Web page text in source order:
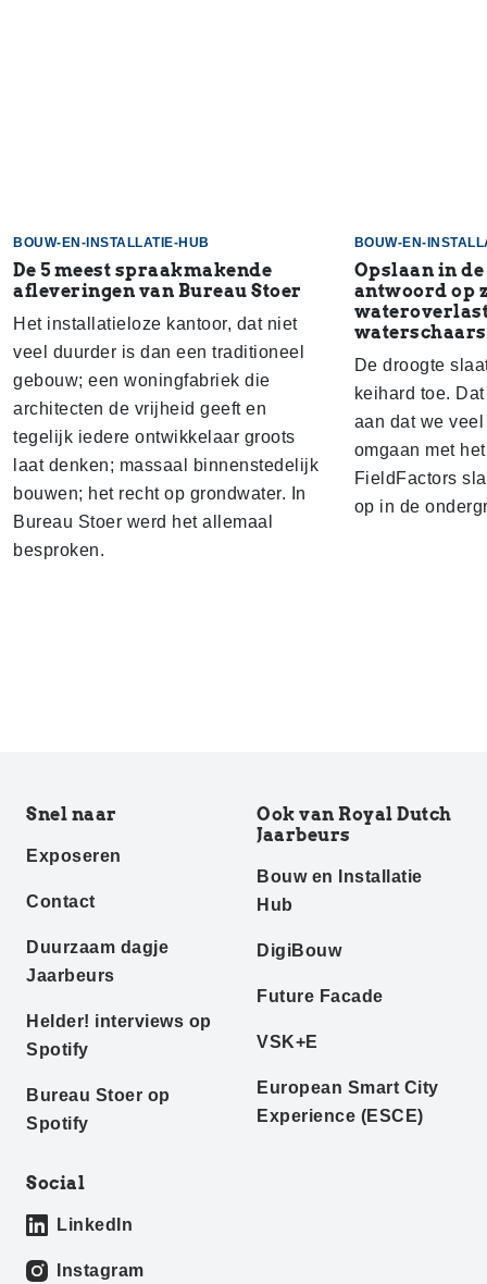
BOUW-EN-INSTALLATIE-HUB
De 5 meest spraakmakende
afleveringen van Bureau Stoer
Het installatieloze kantoor, dat niet
veel duurder is dan een traditioneel
gebouw; een woningfabriek die
architecten de vrijheid geeft en
tegelijk iedere ontwikkelaar groots
laat denken; massaal binnenstedelijk
bouwen; het recht op grondwater. In
Bureau Stoer werd het allemaal
besproken.
BOUW-EN-
Opslaan in
antwoord op
De droogte
keihard toe.
aan dat we
omgaan met
FieldFactors
op in de
Snel naar
Exposeren
Contact
Duurzaam dagje
Jaarbeurs
Helder! interviews op
Spotify
Bureau Stoer op
Spotify
Ook van Royal Dutch
Jaarbeurs
Bouw en Installatie
Hub
DigiBouw
Future Facade
VSK+E
European Smart City
Experience (ESCE)
Social
LinkedIn
Instagram